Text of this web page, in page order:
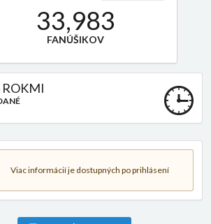
33,983
FANÚŠIKOV
ROKMI
Viac informácií je dostupných po prihlásení